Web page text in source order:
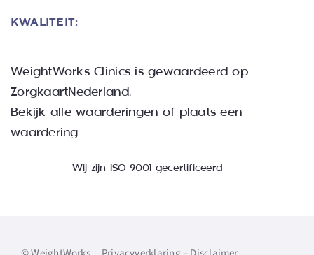
KWALITEIT:
WeightWorks Clinics is gewaardeerd op
ZorgkaartNederland.
Bekijk alle waarderingen of plaats een
waardering
Wij zijn ISO 9001 gecertificeerd